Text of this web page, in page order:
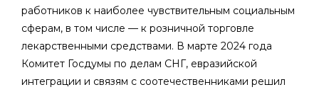
работников к наиболее чувствительным социальным
сферам, в том числе — к розничной торговле
лекарственными средствами. В марте 2024 года
Комитет Госдумы по делам СНГ, евразийской
интеграции и связям с соотечественниками решил